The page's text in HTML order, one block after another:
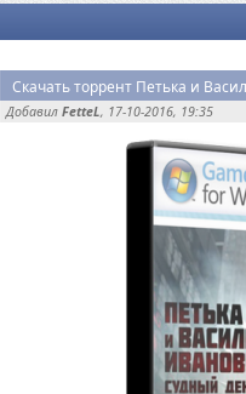
Добавил FetteL, 17-10-2016, 19:35